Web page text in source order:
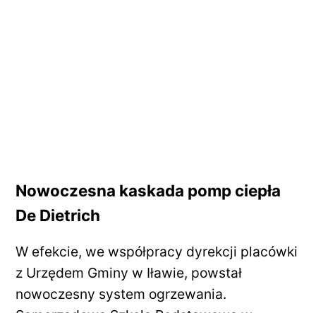
Nowoczesna kaskada pomp ciepła
De Dietrich
W efekcie, we współpracy dyrekcji placówki
z Urzędem Gminy w Iławie, powstał
nowoczesny system ogrzewania.